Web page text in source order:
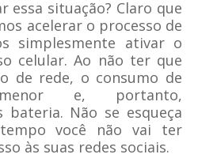
essa situação? Claro que
acelerar o processo de
simplesmente ativar o
celular. Ao não ter que
de rede, o consumo de
e, portanto,
bateria. Não se esqueça
você não vai ter
às suas redes sociais.